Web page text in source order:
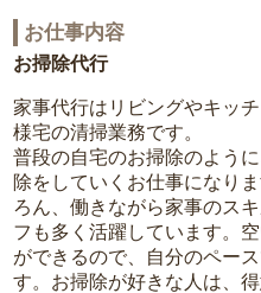
お仕事内容
お掃除代行
家事代行はリビングやキッ
様宅の清掃業務です。
普段の自宅のお掃除のよう
除をしていくお仕事になり
ろん、働きながら家事のス
フも多く活躍しています。
ができるので、自分のペー
す。お掃除が好きな人は、